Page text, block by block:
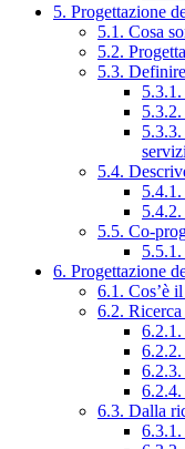
5. Progettazione
5.1. Cosa
5.2.
5.3.
5.4.
5.4.1.
5.5. Co-
6. Progettazione
6.1. Cos’è
6.2.
6.2.3.
6.3. Dalla
6.3.1.